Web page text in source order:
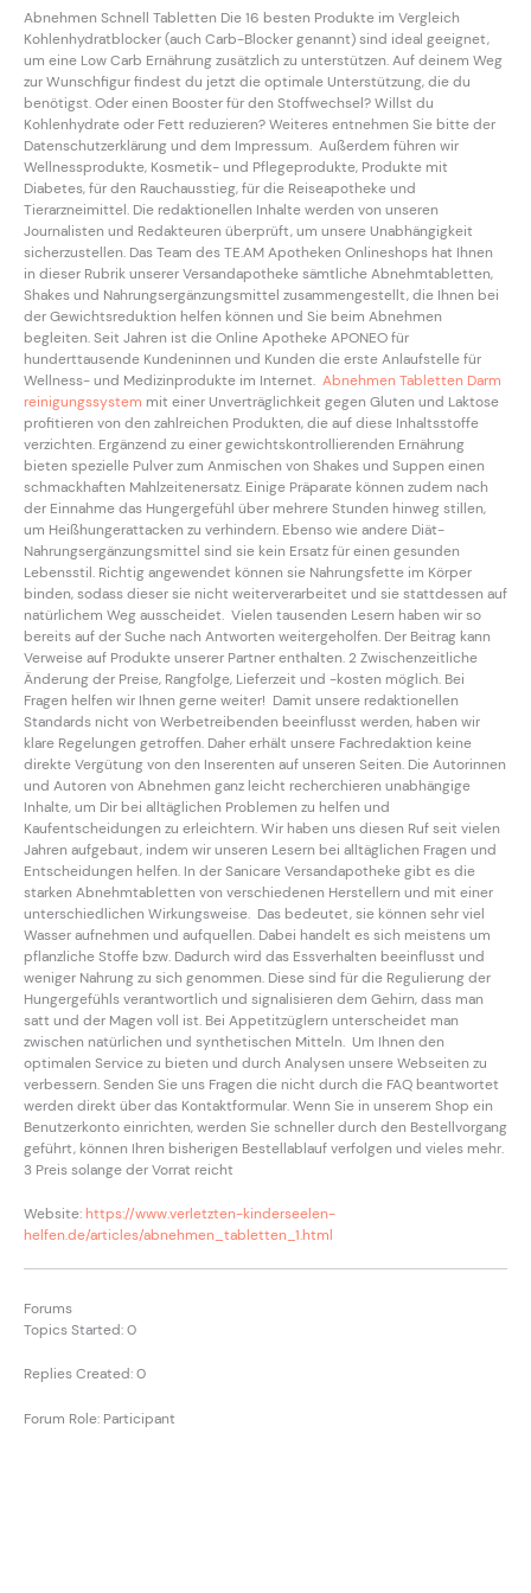
Abnehmen Schnell Tabletten Die 16 besten Produkte im Vergleich
Kohlenhydratblocker (auch Carb-Blocker genannt) sind ideal geeignet,
um eine Low Carb Ernährung zusätzlich zu unterstützen. Auf deinem Weg
zur Wunschfigur findest du jetzt die optimale Unterstützung, die du
benötigst. Oder einen Booster für den Stoffwechsel? Willst du
Kohlenhydrate oder Fett reduzieren? Weiteres entnehmen Sie bitte der
Datenschutzerklärung und dem Impressum. Außerdem führen wir
Wellnessprodukte, Kosmetik- und Pflegeprodukte, Produkte mit
Diabetes, für den Rauchausstieg, für die Reiseapotheke und
Tierarzneimittel. Die redaktionellen Inhalte werden von unseren
Journalisten und Redakteuren überprüft, um unsere Unabhängigkeit
sicherzustellen. Das Team des TE.AM Apotheken Onlineshops hat Ihnen
in dieser Rubrik unserer Versandapotheke sämtliche Abnehmtabletten,
Shakes und Nahrungsergänzungsmittel zusammengestellt, die Ihnen bei
der Gewichtsreduktion helfen können und Sie beim Abnehmen
begleiten. Seit Jahren ist die Online Apotheke APONEO für
hunderttausende Kundeninnen und Kunden die erste Anlaufstelle für
Wellness- und Medizinprodukte im Internet. Abnehmen Tabletten Darm
reinigungssystem mit einer Unverträglichkeit gegen Gluten und Laktose
profitieren von den zahlreichen Produkten, die auf diese Inhaltsstoffe
verzichten. Ergänzend zu einer gewichtskontrollierenden Ernährung
bieten spezielle Pulver zum Anmischen von Shakes und Suppen einen
schmackhaften Mahlzeitenersatz. Einige Präparate können zudem nach
der Einnahme das Hungergefühl über mehrere Stunden hinweg stillen,
um Heißhungerattacken zu verhindern. Ebenso wie andere Diät-
Nahrungsergänzungsmittel sind sie kein Ersatz für einen gesunden
Lebensstil. Richtig angewendet können sie Nahrungsfette im Körper
binden, sodass dieser sie nicht weiterverarbeitet und sie stattdessen auf
natürlichem Weg ausscheidet. Vielen tausenden Lesern haben wir so
bereits auf der Suche nach Antworten weitergeholfen. Der Beitrag kann
Verweise auf Produkte unserer Partner enthalten. 2 Zwischenzeitliche
Änderung der Preise, Rangfolge, Lieferzeit und -kosten möglich. Bei
Fragen helfen wir Ihnen gerne weiter! Damit unsere redaktionellen
Standards nicht von Werbetreibenden beeinflusst werden, haben wir
klare Regelungen getroffen. Daher erhält unsere Fachredaktion keine
direkte Vergütung von den Inserenten auf unseren Seiten. Die Autorinnen
und Autoren von Abnehmen ganz leicht recherchieren unabhängige
Inhalte, um Dir bei alltäglichen Problemen zu helfen und
Kaufentscheidungen zu erleichtern. Wir haben uns diesen Ruf seit vielen
Jahren aufgebaut, indem wir unseren Lesern bei alltäglichen Fragen und
Entscheidungen helfen. In der Sanicare Versandapotheke gibt es die
starken Abnehmtabletten von verschiedenen Herstellern und mit einer
unterschiedlichen Wirkungsweise. Das bedeutet, sie können sehr viel
Wasser aufnehmen und aufquellen. Dabei handelt es sich meistens um
pflanzliche Stoffe bzw. Dadurch wird das Essverhalten beeinflusst und
weniger Nahrung zu sich genommen. Diese sind für die Regulierung der
Hungergefühls verantwortlich und signalisieren dem Gehirn, dass man
satt und der Magen voll ist. Bei Appetitzüglern unterscheidet man
zwischen natürlichen und synthetischen Mitteln. Um Ihnen den
optimalen Service zu bieten und durch Analysen unsere Webseiten zu
verbessern. Senden Sie uns Fragen die nicht durch die FAQ beantwortet
werden direkt über das Kontaktformular. Wenn Sie in unserem Shop ein
Benutzerkonto einrichten, werden Sie schneller durch den Bestellvorgang
geführt, können Ihren bisherigen Bestellablauf verfolgen und vieles mehr.
3 Preis solange der Vorrat reicht
Website:https://www.verletzten-kinderseelen-
helfen.de/articles/abnehmen_tabletten_1.html
Forums
Topics Started: 0
Replies Created: 0
Forum Role: Participant